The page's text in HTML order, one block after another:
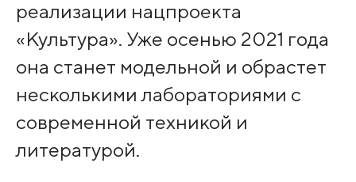
реализации нацпроекта
«Культура». Уже осенью 2021 года
она станет модельной и обрастет
несколькими лабораториями с
современной техникой и
литературой.